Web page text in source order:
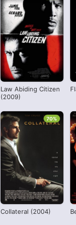
Law Abiding Citizen
(2009)
Collateral (2004)
70%